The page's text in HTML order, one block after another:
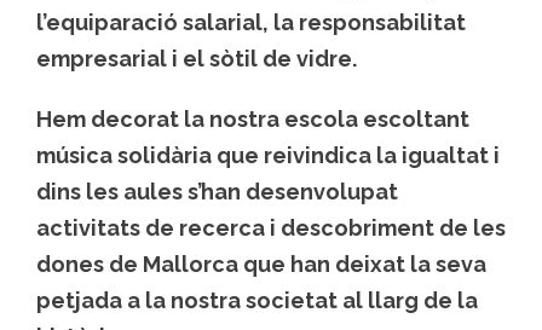
l’equiparació salarial, la responsabilitat
empresarial i el sòtil de vidre.
Hem decorat la nostra escola escoltant
música solidària que reivindica la igualtat i
dins les aules s’han desenvolupat
activitats de recerca i descobriment de les
dones de Mallorca que han deixat la seva
petjada a la nostra societat al llarg de la